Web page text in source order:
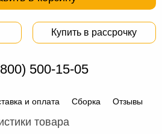
Купить в рассрочку
500-15-05
и оплата Сборка Отзывы
товара